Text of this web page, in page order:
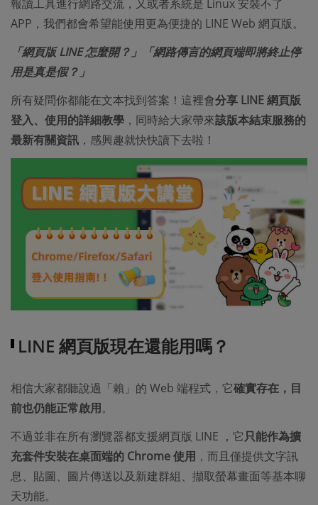
報讀工具進行網路交流，又或者系統是 Linux 安裝不了
APP，我們都會希望能使用更為便捷的 LINE Web 網頁版。
「網頁版 LINE 怎麼開？」「網路傳言的網頁端即將終止停
用是真是假？」
所有疑問你都能在文本找到答案！這裡會分享 LINE 網頁版
登入、使用的詳細教學 ，同時給大家帶來該版本結束服務的
最新有關資訊 ，感興趣就快快讀下去啦！
LINE 網頁版現在還能用嗎？
相信大家都聽說過「賴」的 Web 端程式，它確實存在，目
前也仍能正常啟用。
不過並非在所有瀏覽器都支援網頁版 LINE ，它只能作為擴
充套件安裝在桌面端的 Chrome 使用 ，而且僅提供文字訊
息、貼圖、圖片傳送以及新建群組、擷取螢幕畫面等基本聊
天功能。